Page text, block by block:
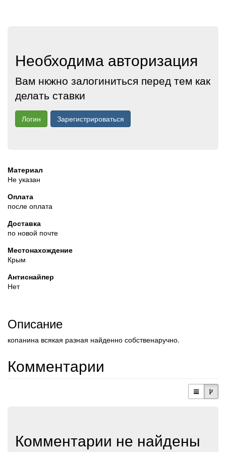
Необходима авторизация
Вам нкжно залогиниться перед тем как
делать ставки
Логин Зарегистрироваться
Материал
Не указан
Оплата
после оплата
Доставка
по новой почте
Местонахождение
Крым
Антиснайпер
Нет
Описание
копанина всякая разная найденно собственаручно.
Комментарии
Комментарии не найдены